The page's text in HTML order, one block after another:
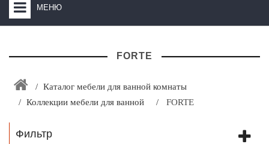
МЕНЮ
+
ЗАКАЗАТЬ РАСЧЕТ КУХНИ CAPRIGO
ИНТЕРЬЕРНАЯ МЕБЕЛЬ
КАТАЛОГ МЕБЕЛИ ДЛЯ ВАННОЙ КОМНАТЫ
САНТЕХНИКА
FORTE
Каталог мебели для ванной комнаты
Коллекции мебели для ванной
FORTE
Фильтр